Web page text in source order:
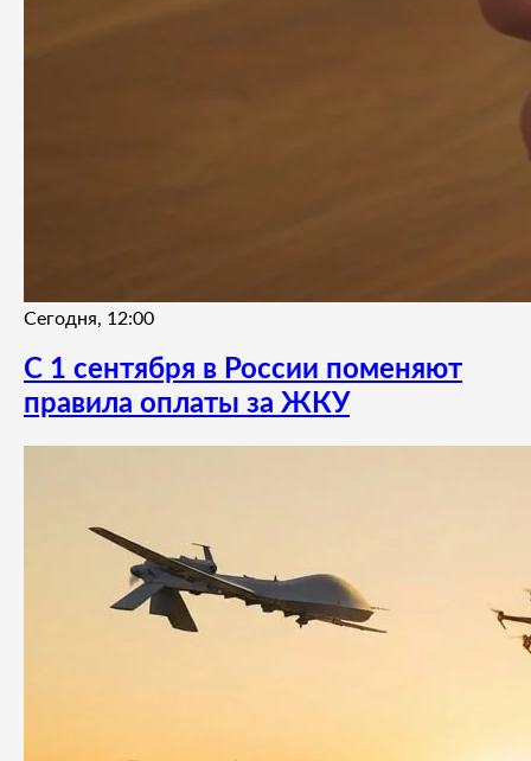
Сегодня, 12:00
С 1 сентября в России поменяют
правила оплаты за ЖКУ